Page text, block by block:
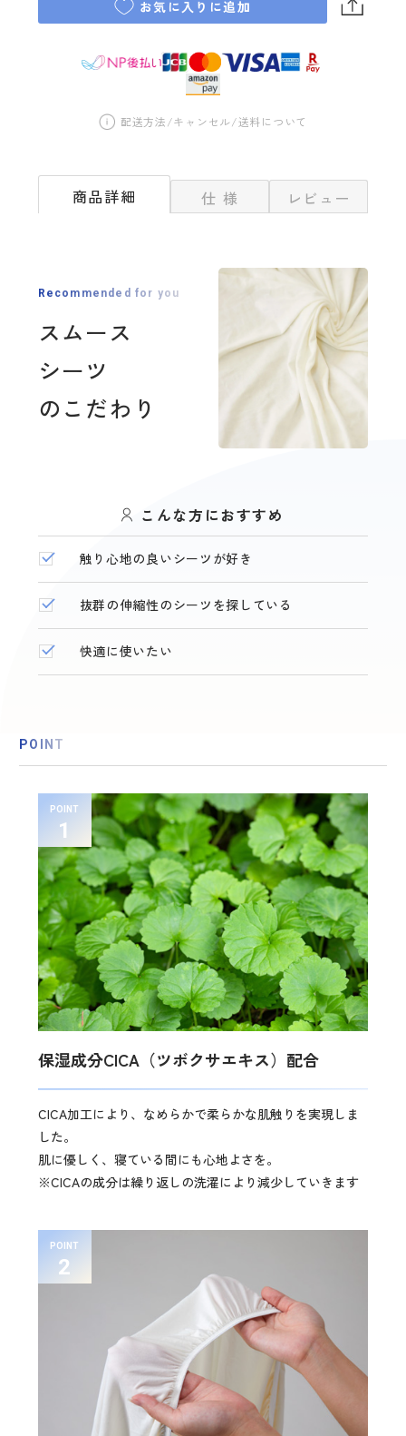
お気に入りに追加
配送方法/キャンセル/送料について
商品詳細 仕 様 レビュー
Recommended for you
スムース
シーツ
のこだわり
こんな方におすすめ
触り心地の良いシーツが好き
抜群の伸縮性のシーツを探している
快適に使いたい
POINT
POINT
保湿成分CICA（ツボクサエキス）配合
CICA加工により、なめらかで柔らかな肌触りを実現しま
した。
肌に優しく、寝ている間にも心地よさを。
※CICAの成分は繰り返しの洗濯により減少していきます
POINT